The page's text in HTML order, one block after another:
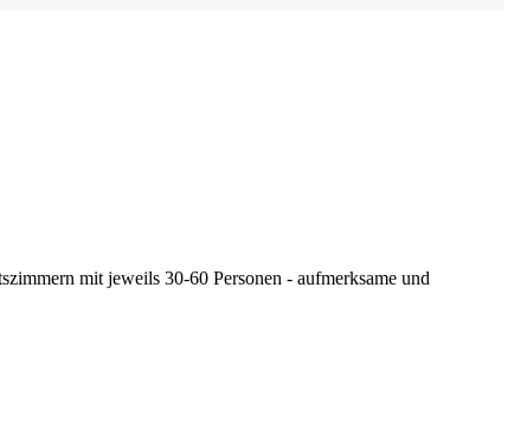
mit jeweils 30-60 Personen - aufmerksame und